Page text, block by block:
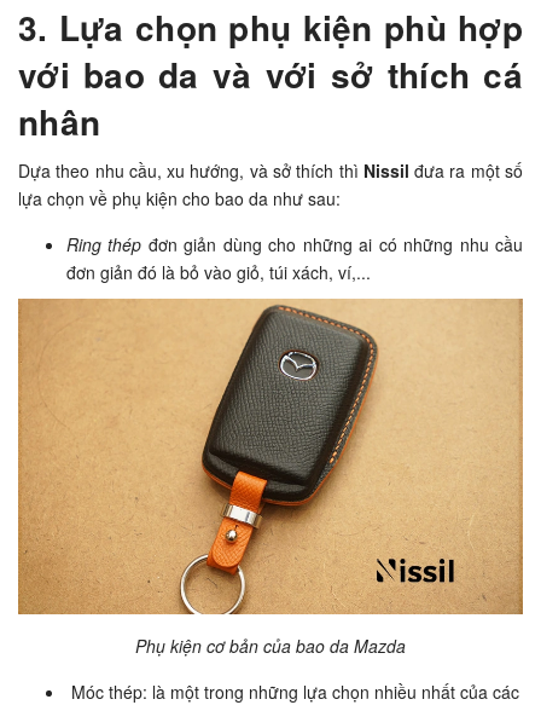
3. Lựa chọn phụ kiện phù hợp
với bao da và với sở thích cá
nhân
Dựa theo nhu cầu, xu hướng, và sở thích thì Nissil đưa ra một số
lựa chọn về phụ kiện cho bao da như sau:
Ring thép đơn giản dùng cho những ai có những nhu cầu
đơn giản đó là bỏ vào giỏ, túi xách, ví,...
Phụ kiện cơ bản của bao da Mazda
Móc thép: là một trong những lựa chọn nhiều nhất của các